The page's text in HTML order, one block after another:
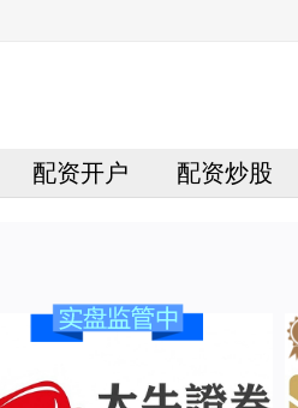
配资开户 配资炒股